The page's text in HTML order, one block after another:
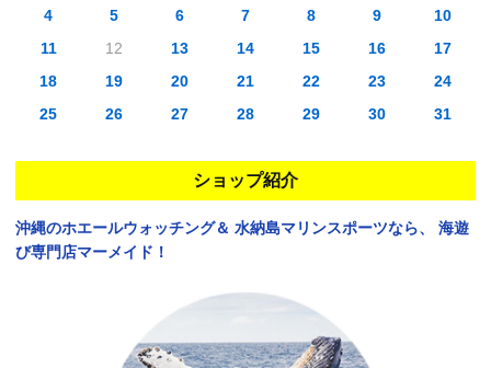
4
5 6 7 8 9
10
11
12 13 14 15 16
17
18
19 20 21 22 23
24
25
26 27 28 29 30 31
ショップ紹介
沖縄のホエールウォッチング＆ 水納島マリンスポーツなら、
海遊
び専門店マーメイド！